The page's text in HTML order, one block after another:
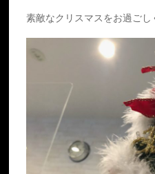
素敵なクリスマスをお過ごし